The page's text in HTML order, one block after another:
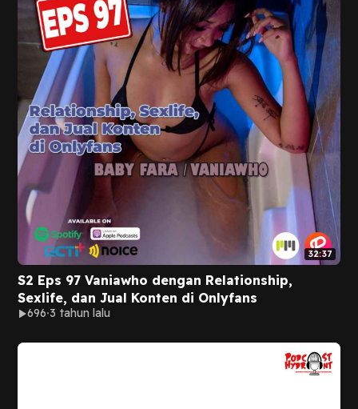
32:37
S2 Eps 97 Vaniawho dengan Relationship,
Sexlife, dan Jual Konten di Onlyfans
696 3 tahun lalu